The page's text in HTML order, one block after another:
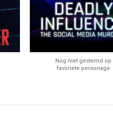
Nog niet gestemd op
favoriete personage